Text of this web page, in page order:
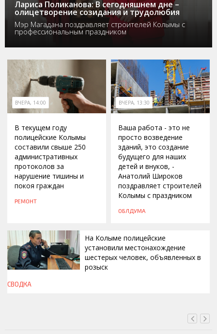
Лариса Поликанова: В сегодняшнем дне –
олицетворение созидания и трудолюбия
Мэр Магадана поздравляет строителей Колымы с
профессиональным праздником
ВЧЕРА, 14:00
В текущем году
полицейские Колымы
составили свыше 250
административных
протоколов за
нарушение тишины и
покоя граждан
РЕМОНТ
ВЧЕРА, 13:30
Ваша работа - это не
просто возведение
зданий, это создание
будущего для наших
детей и внуков, -
Анатолий Широков
поздравляет строителей
Колымы с праздником
ОБЛДУМА
ВЧЕРА, 13:00
На Колыме полицейские
установили местонахождение
шестерых человек, объявленных в
розыск
СВОДКА